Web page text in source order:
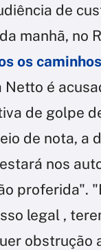
de
manhã, no
os
Netto é
de golpe
de nota, a
nos
proferida".
legal ,
obstrução